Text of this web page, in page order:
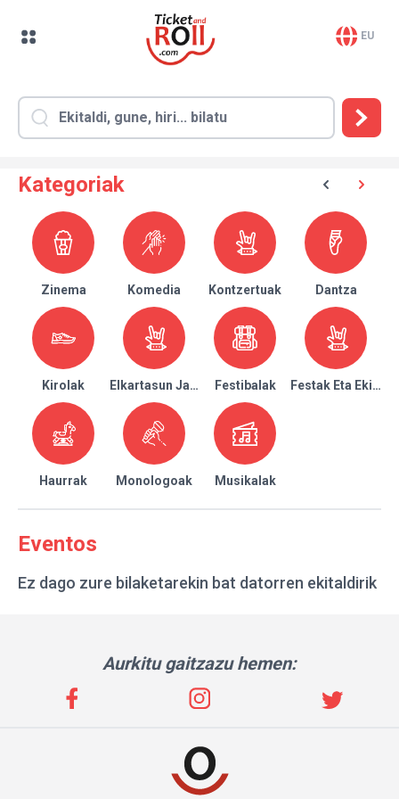
EU
Kategoriak
Zinema Komedia Kontzertuak Dantza
Kirolak Elkartasun JaialdiakFestibalak Festak Eta
Haurrak Monologoak Musikalak
Eventos
Ez dago zure bilaketarekin bat datorren ekitaldirik
Aurkitu gaitzazu hemen: